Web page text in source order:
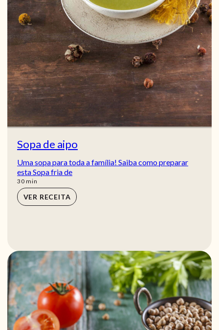
Sopa de aipo
Uma sopa para toda a família! Saiba como preparar
esta Sopa fria de
30min
min
VER RECEITA